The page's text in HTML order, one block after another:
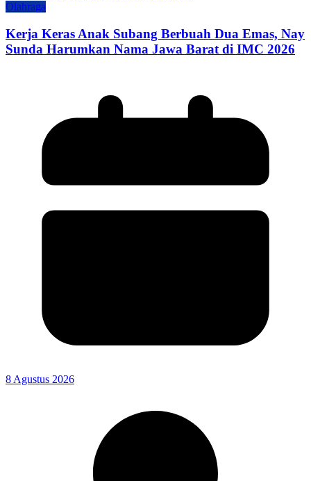
Olahraga
Kerja Keras Anak Subang Berbuah Dua Emas, Nay
Sunda Harumkan Nama Jawa Barat di IMC 2026
8 Agustus 2026